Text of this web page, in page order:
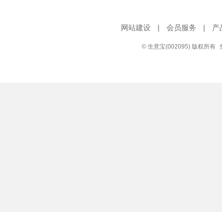
网站建设 | 会员服务 | 产
© 生意宝(002095) 版权所有